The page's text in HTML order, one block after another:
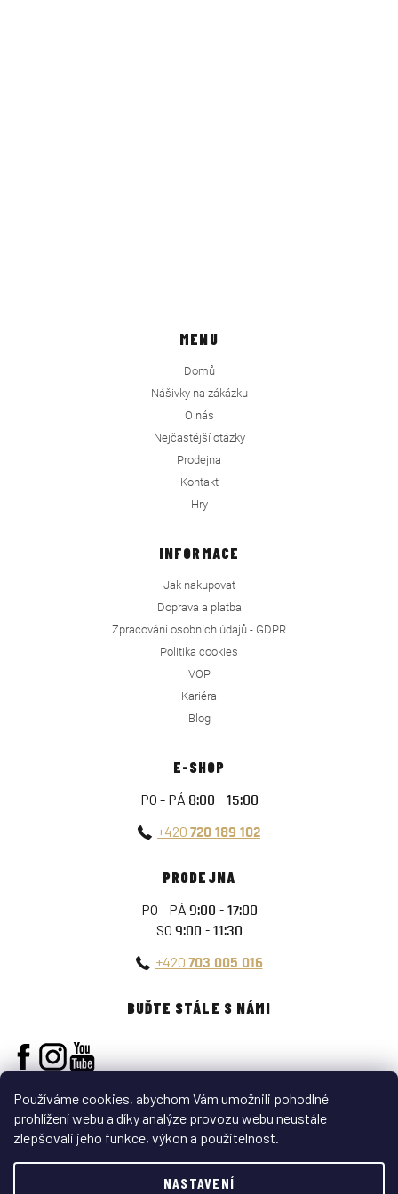
Používáme cookies, abychom Vám umožnili pohodlné
prohlížení webu a díky analýze provozu webu neustále
zlepšovali jeho funkce, výkon a použitelnost.
NASTAVENÍ
MENU
Domů
Nášivky na zákázku
O nás
Nejčastější otázky
Prodejna
Kontakt
Hry
INFORMACE
Jak nakupovat
Doprava a platba
Zpracování osobních údajů - GDPR
Politika cookies
VOP
Kariéra
Blog
E-SHOP
PO - PÁ 8:00 - 15:00
+420 720 189 102
PRODEJNA
PO - PÁ 9:00 - 17:00
SO 9:00 - 11:30
+420 703 005 016
BUĎTE STÁLE S NÁMI